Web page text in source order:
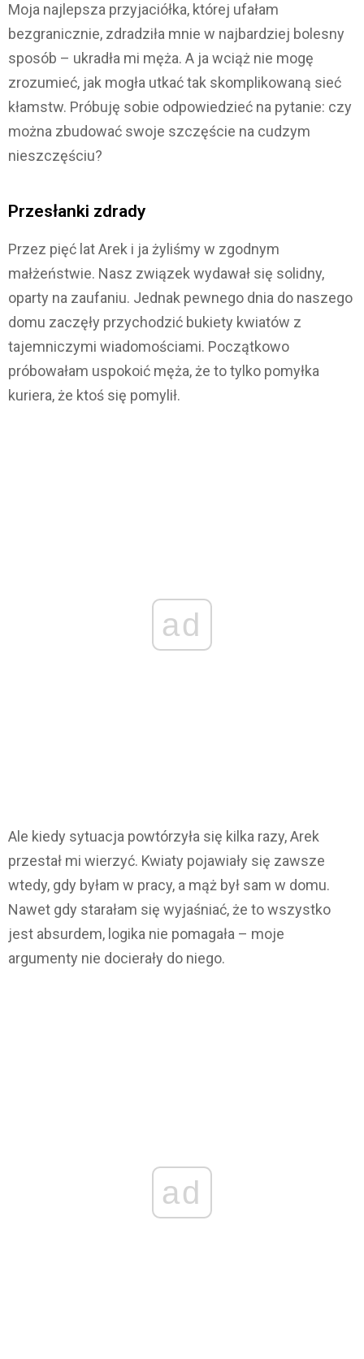
Moja najlepsza przyjaciółka, której ufałam
bezgranicznie, zdradziła mnie w najbardziej bolesny
sposób – ukradła mi męża. A ja wciąż nie mogę
zrozumieć, jak mogła utkać tak skomplikowaną sieć
kłamstw. Próbuję sobie odpowiedzieć na pytanie: czy
można zbudować swoje szczęście na cudzym
nieszczęściu?
Przesłanki zdrady
Przez pięć lat Arek i ja żyliśmy w zgodnym
małżeństwie. Nasz związek wydawał się solidny,
oparty na zaufaniu. Jednak pewnego dnia do naszego
domu zaczęły przychodzić bukiety kwiatów z
tajemniczymi wiadomościami. Początkowo
próbowałam uspokoić męża, że to tylko pomyłka
kuriera, że ktoś się pomylił.
ad
Ale kiedy sytuacja powtórzyła się kilka razy, Arek
przestał mi wierzyć. Kwiaty pojawiały się zawsze
wtedy, gdy byłam w pracy, a mąż był sam w domu.
Nawet gdy starałam się wyjaśniać, że to wszystko
jest absurdem, logika nie pomagała – moje
argumenty nie docierały do niego.
ad